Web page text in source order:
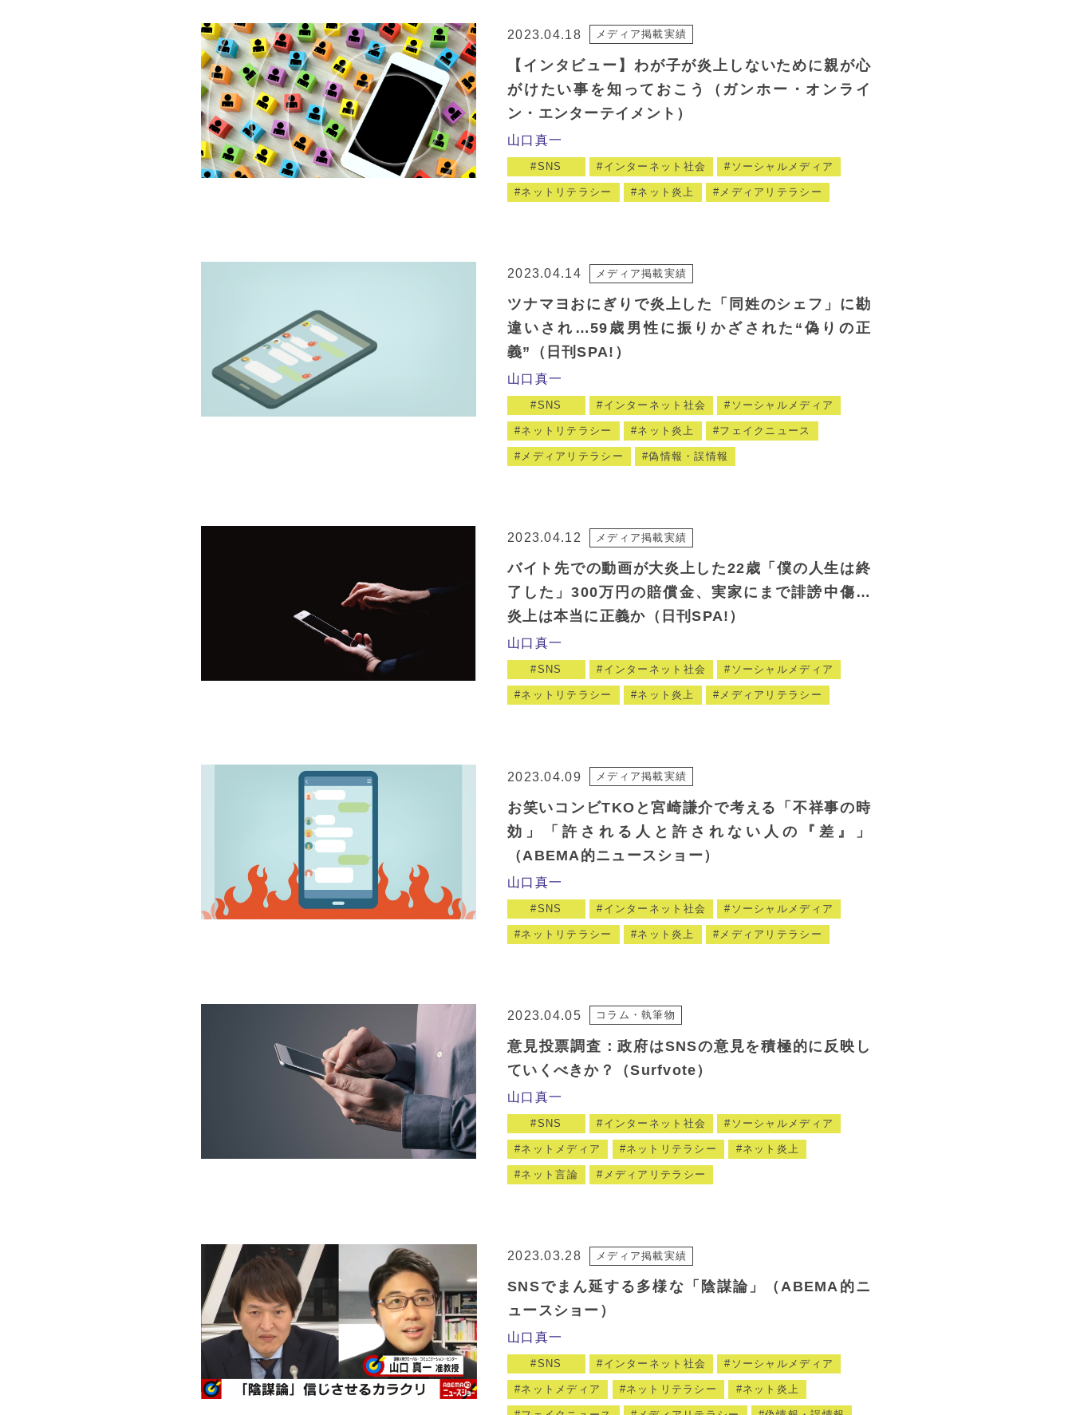
2023.04.18 メディア掲載実績
【インタビュー】わが子が炎上しないために親が心
がけたい事を知っておこう（ガンホー・オンライ
ン・エンターテイメント）
山口真一
SNS インターネット社会 ソーシャルメディア
ネットリテラシー ネット炎上 メディアリテラシー
2023.04.14 メディア掲載実績
ツナマヨおにぎりで炎上した「同姓のシェフ」に勘
違いされ…59歳男性に振りかざされた“偽りの正
義”（日刊SPA!）
山口真一
SNS インターネット社会 ソーシャルメディア
ネットリテラシー ネット炎上 フェイクニュース
メディアリテラシー 偽情報・誤情報
2023.04.12 メディア掲載実績
バイト先での動画が大炎上した22歳「僕の人生は終
了した」300万円の賠償金、実家にまで誹謗中傷…
炎上は本当に正義か（日刊SPA!）
山口真一
SNS インターネット社会 ソーシャルメディア
ネットリテラシー ネット炎上 メディアリテラシー
2023.04.09 メディア掲載実績
お笑いコンビTKOと宮崎謙介で考える「不祥事の時
効」「許される人と許されない人の『差』」
（ABEMA的ニュースショー）
山口真一
SNS インターネット社会 ソーシャルメディア
ネットリテラシー ネット炎上 メディアリテラシー
2023.04.05 コラム・執筆物
意見投票調査：政府はSNSの意見を積極的に反映し
ていくべきか？（Surfvote）
山口真一
SNS インターネット社会 ソーシャルメディア
ネットメディア ネットリテラシー ネット炎上
ネット言論 メディアリテラシー
2023.03.28 メディア掲載実績
SNSでまん延する多様な「陰謀論」（ABEMA的ニ
ュースショー）
山口真一
SNS インターネット社会 ソーシャルメディア
ネットメディア ネットリテラシー ネット炎上